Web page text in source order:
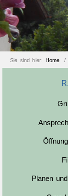
Sie sind hier: Home /
Planen